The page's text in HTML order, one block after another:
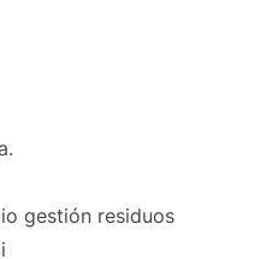
gestión residuos